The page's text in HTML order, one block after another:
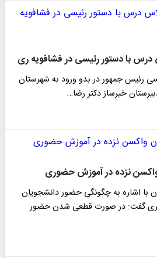
رئیس جمهور در بدو ورود به شهرستان
خیرساز دکتر رضا…
نزده در آموزش حضوری
با اشاره به چگونگی حضور دانشجویان
گفت: در صورت قطعی شدن حضور